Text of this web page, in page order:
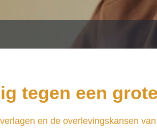
tegen een
en de overlevingskansen